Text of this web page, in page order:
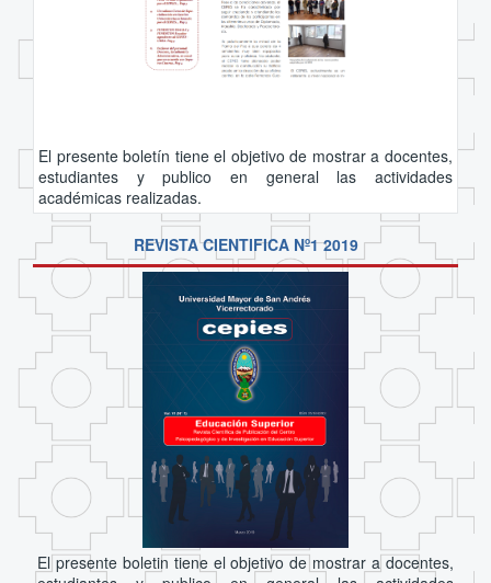
El presente boletín tiene el objetivo de mostrar a docentes,
estudiantes y publico en general las actividades
académicas realizadas.
REVISTA CIENTIFICA Nº1 2019
El presente boletin tiene el objetivo de mostrar a docentes,